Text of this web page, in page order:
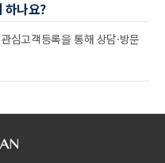
하나요?
심고객등록을 통해 상담·방문